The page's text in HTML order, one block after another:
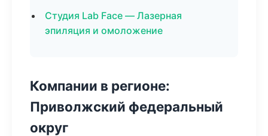
Студия Lab Face — Лазерная
эпиляция и омоложение
Компании в регионе:
Приволжский федеральный
округ